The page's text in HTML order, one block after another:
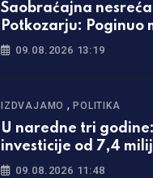
Saobraćajna nesreća
Potkozarju: Poginuo
09.08.2026 13:19
IZDVAJAMO ,POLITIKA
U naredne tri
investicije od 7,4
Srpskoj
09.08.2026 11:48